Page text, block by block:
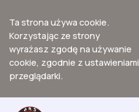
Ta strona używa cookie.
Korzystając ze strony
wyrażasz zgodę na używanie
cookie, zgodnie z ustawieniami
przeglądarki.
Przejdź